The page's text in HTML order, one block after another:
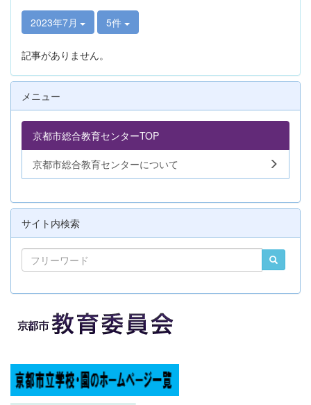
2023年7月 5件
記事がありません。
メニュー
京都市総合教育センターTOP
京都市総合教育センターについて
サイト内検索